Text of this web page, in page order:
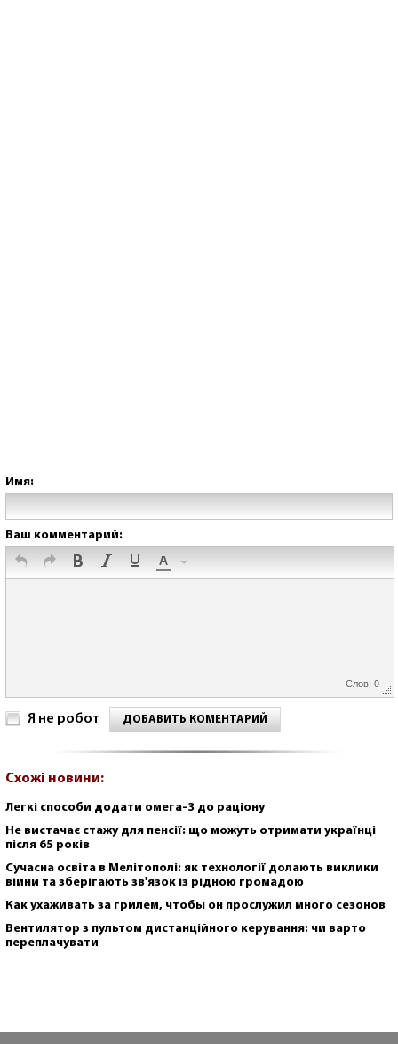
Имя:
Ваш комментарий:
Слов: 0
Я не робот ДОБАВИТЬ КОМЕНТАРИЙ
Схожі новини:
Легкі способи додати омега-3 до раціону
Не вистачає стажу для пенсії: що можуть отримати українці
після 65 років
Сучасна освіта в Мелітополі: як технології долають виклики
війни та зберігають зв'язок із рідною громадою
Как ухаживать за грилем, чтобы он прослужил много сезонов
Вентилятор з пультом дистанційного керування: чи варто
переплачувати